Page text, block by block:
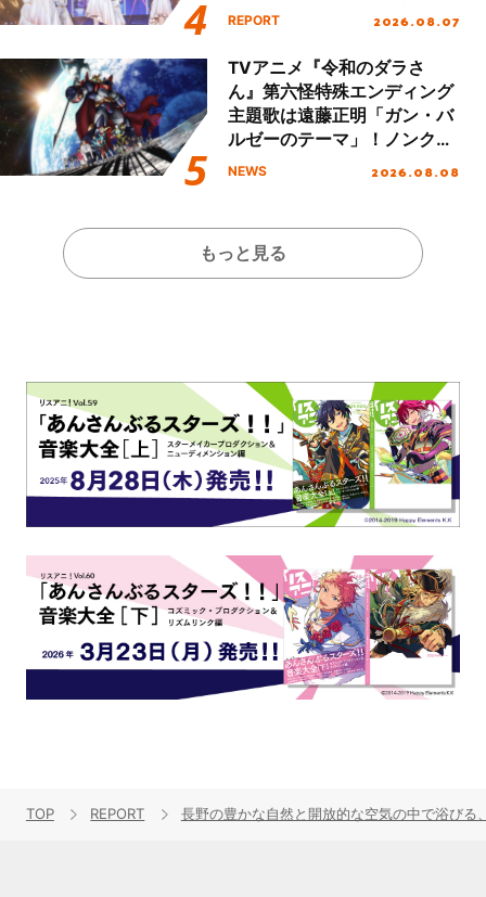
Party Stage／埼玉公演＞”
REPORT 2026.08.07
TVアニメ『令和のダラさ
ん』第六怪特殊エンディング
主題歌は遠藤正明「ガン・バ
ルゼーのテーマ」！ノンクレ
ジットエンディング映像も公
NEWS 2026.08.08
もっと見る
TOP REPORT 長野の豊かな自然と開放的な空気の中で浴び